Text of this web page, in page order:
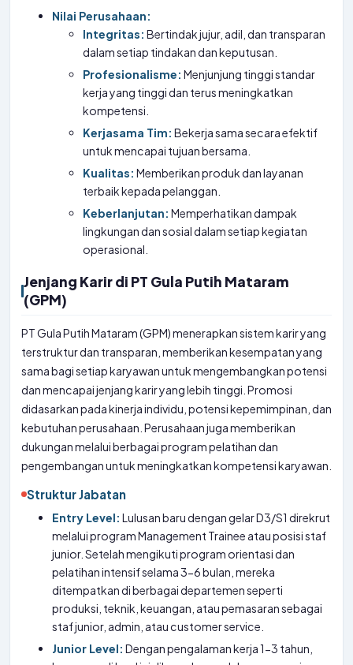
Nilai Perusahaan:
Integritas: Bertindak jujur, adil, dan transparan
dalam setiap tindakan dan keputusan.
Profesionalisme: Menjunjung tinggi standar
kerja yang tinggi dan terus meningkatkan
kompetensi.
Kerjasama Tim: Bekerja sama secara efektif
untuk mencapai tujuan bersama.
Kualitas: Memberikan produk dan layanan
terbaik kepada pelanggan.
Keberlanjutan: Memperhatikan dampak
lingkungan dan sosial dalam setiap kegiatan
operasional.
Jenjang Karir di PT Gula Putih Mataram
(GPM)
PT Gula Putih Mataram (GPM) menerapkan sistem karir yang
terstruktur dan transparan, memberikan kesempatan yang
sama bagi setiap karyawan untuk mengembangkan potensi
dan mencapai jenjang karir yang lebih tinggi. Promosi
didasarkan pada kinerja individu, potensi kepemimpinan, dan
kebutuhan perusahaan. Perusahaan juga memberikan
dukungan melalui berbagai program pelatihan dan
pengembangan untuk meningkatkan kompetensi karyawan.
Struktur Jabatan
Entry Level: Lulusan baru dengan gelar D3/S1 direkrut
melalui program Management Trainee atau posisi staf
junior. Setelah mengikuti program orientasi dan
pelatihan intensif selama 3-6 bulan, mereka
ditempatkan di berbagai departemen seperti
produksi, teknik, keuangan, atau pemasaran sebagai
staf junior, admin, atau customer service.
Junior Level: Dengan pengalaman kerja 1-3 tahun,